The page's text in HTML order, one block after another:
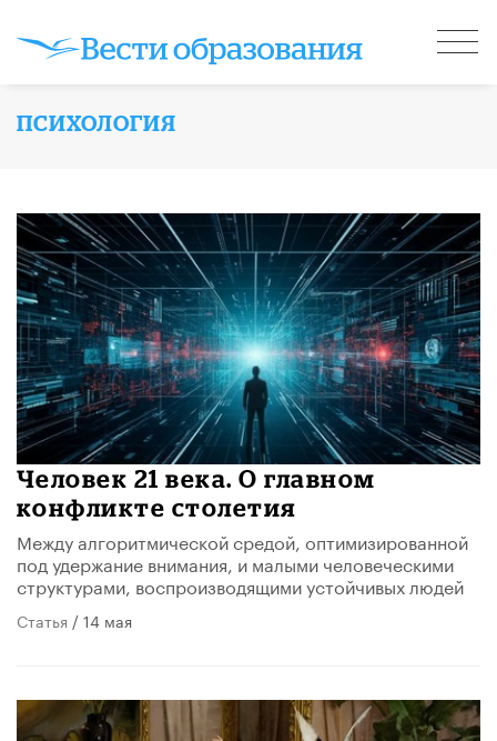
ПСИХОЛОГИЯ
​Человек 21 века. О главном
конфликте столетия
Между алгоритмической средой, оптимизированной
под удержание внимания, и малыми человеческими
структурами, воспроизводящими устойчивых людей
Статья / 14 мая